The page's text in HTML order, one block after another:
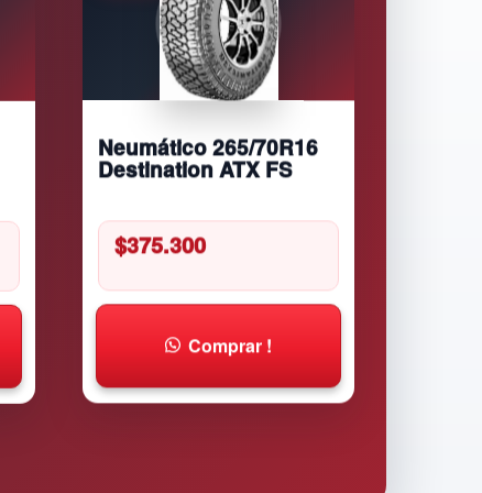
Neumático 265/70R16
Destination ATX FS
$375.300
Comprar !